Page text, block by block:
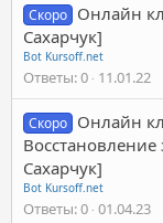
Скоро Онлайн
Сахарчук]
Bot Kursoff.net
Ответы 0 11.01.22
Скоро Онлайн
Восстановление
Сахарчук]
Bot Kursoff.net
Ответы 0 01.04.23